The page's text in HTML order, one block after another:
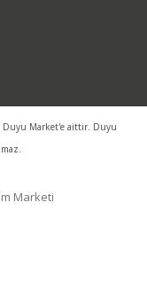
Duyu Market'e aittir. Duyu
Marketi